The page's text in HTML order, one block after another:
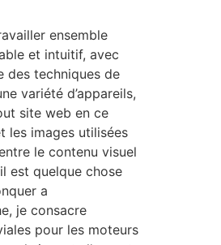
ensemble
et intuitif, avec
des techniques de
variété d’appareils,
site web en ce
les images utilisées
le contenu visuel
est quelque chose
a
je consacre
pour les moteurs